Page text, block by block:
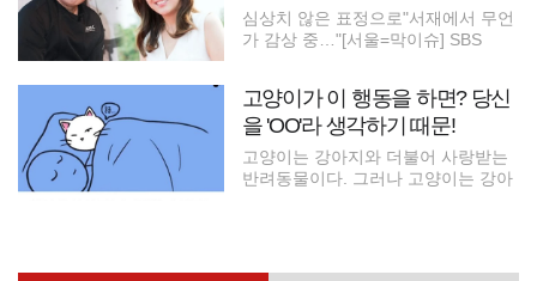
심상치 않은 표정으로"서재에서 무언
가 감상 중…"[서울=막이슈] SBS
고양이가 이 행동을 하면? 당신
을 'OO'라 생각하기 때문!
고양이는 강아지와 더불어 사랑받는
반려동물이다. 그러나 고양이는 강아